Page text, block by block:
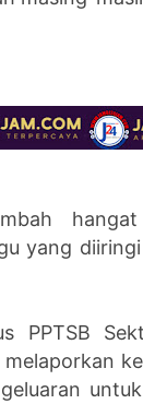
yang
PPTSB